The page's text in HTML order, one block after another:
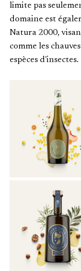
limite pas
domaine est
Natura 2000,
comme les
espèces d'insectes.